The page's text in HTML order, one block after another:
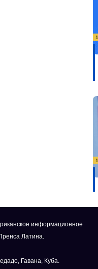
информационное
Латина.
Гавана, Куба.